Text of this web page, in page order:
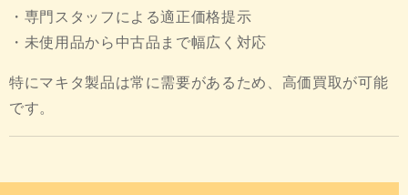
・専門スタッフによる適正価格提示
・未使用品から中古品まで幅広く対応
特にマキタ製品は常に需要があるため、高価買取が可能
です。